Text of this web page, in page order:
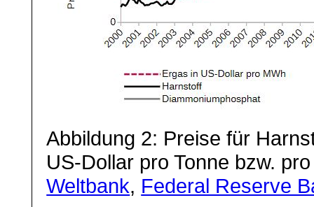
Abbildung 2: Preise für
US-Dollar pro Tonne bzw.
Weltbank, Federal Reserve